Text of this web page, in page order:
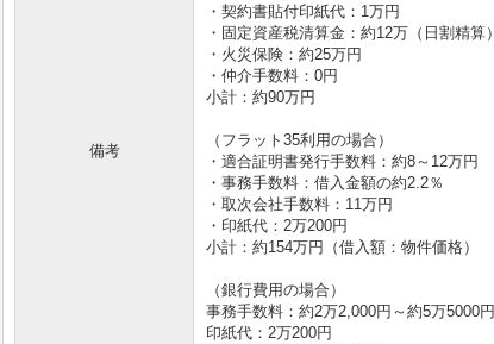
備考
・契約書貼付印紙代：1万円
・固定資産税清算金：約12万（日割精算）
・火災保険：約25万円
・仲介手数料：0円
小計：約90万円
（フラット35利用の場合）
・適合証明書発行手数料：約8～12万円
・事務手数料：借入金額の約2.2％
・取次会社手数料：11万円
・印紙代：2万200円
小計：約154万円（借入額：物件価格）
（銀行費用の場合）
事務手数料：約2万2,000円～約5万5000円
印紙代：2万200円